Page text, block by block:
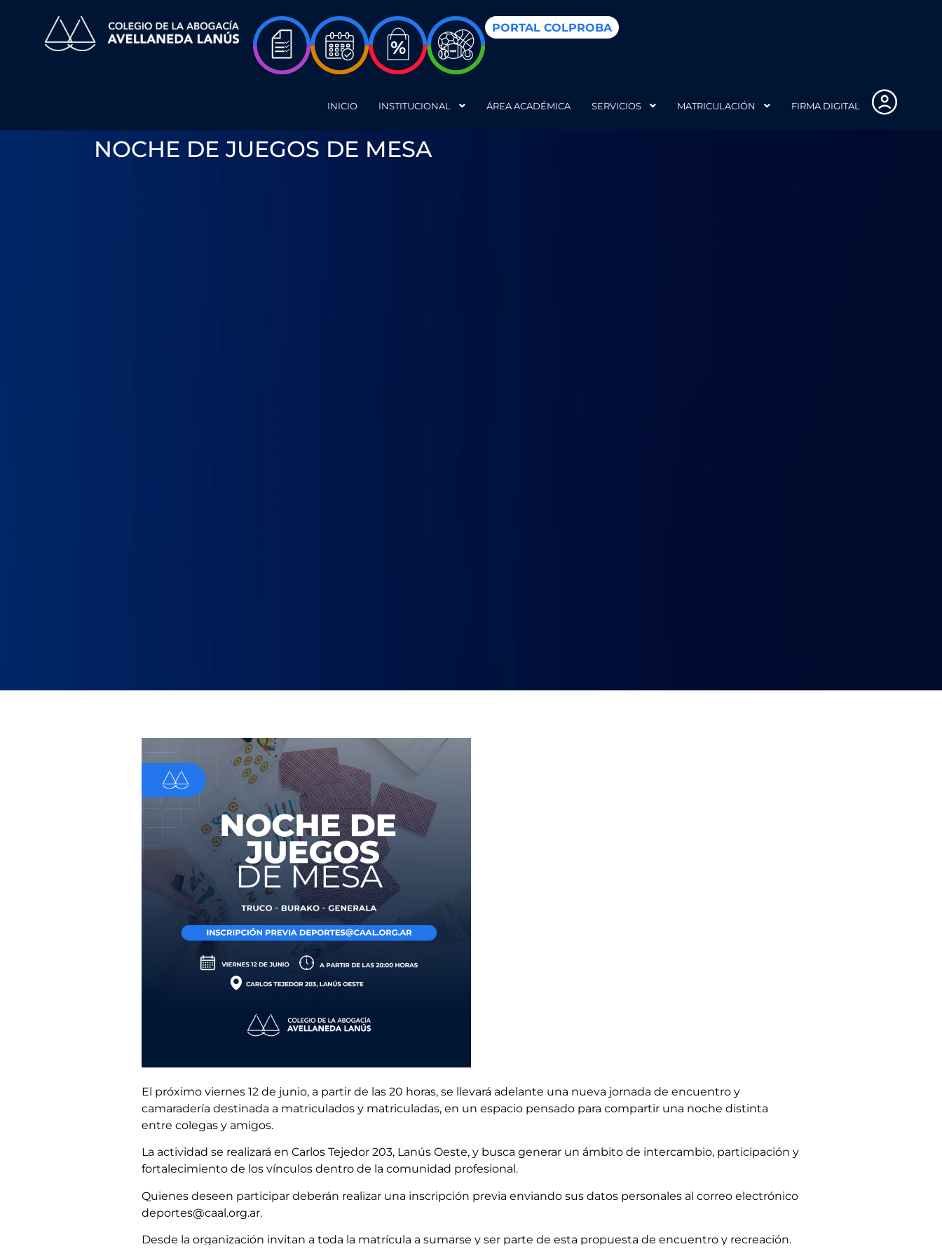
PORTAL COLPROBA
INICIO INSTITUCIONAL ÁREA ACADÉMICA SERVICIOS MATRICULACIÓN FIRMA DIGITAL
NOCHE DE JUEGOS DE MESA
El próximo viernes 12 de junio, a partir de las 20 horas, se llevará adelante una nueva jornada de encuentro y
camaradería destinada a matriculados y matriculadas, en un espacio pensado para compartir una noche distinta
entre colegas y amigos.
La actividad se realizará en Carlos Tejedor 203, Lanús Oeste, y busca generar un ámbito de intercambio, participación y
fortalecimiento de los vínculos dentro de la comunidad profesional.
Quienes deseen participar deberán realizar una inscripción previa enviando sus datos personales al correo electrónico
deportes@caal.org.ar.
Desde la organización invitan a toda la matrícula a sumarse y ser parte de esta propuesta de encuentro y recreación.